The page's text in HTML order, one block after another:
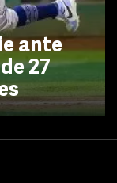
ante
27